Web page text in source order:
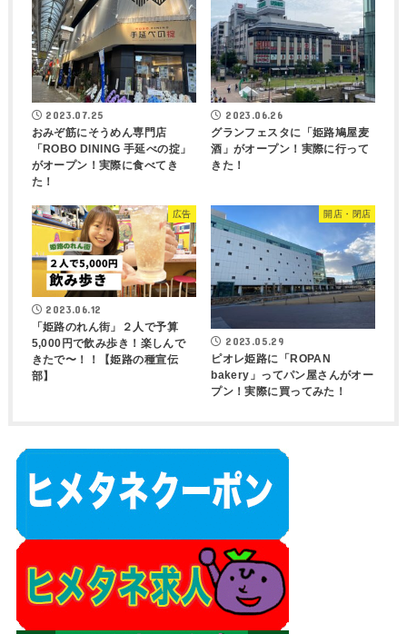
2023.07.25
おみぞ筋にそうめん専門店
「ROBO DINING 手延べの掟」
がオープン！実際に食べてき
た！
2023.06.26
グランフェスタに「姫路鳩屋麦
酒」がオープン！実際に行って
きた！
広告
2023.06.12
「姫路のれん街」２人で予算
5,000円で飲み歩き！楽しんで
きたで〜！！【姫路の種宣伝
部】
開店・閉店
2023.05.29
ピオレ姫路に「ROPAN
bakery」ってパン屋さんがオー
プン！実際に買ってみた！